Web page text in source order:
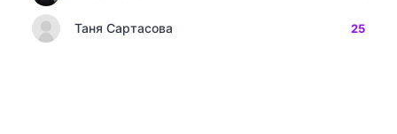
Таня Сартасова 25